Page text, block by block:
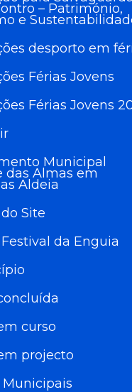
– Património,
e
desporto em
Férias Jovens
Férias Jovens
Municipal
das Almas em
Aldeia
Site
da Enguia
curso
projecto
Municipais